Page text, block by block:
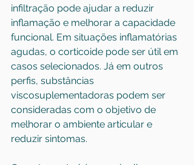
infiltração pode ajudar a reduzir
inflamação e melhorar a capacidade
funcional. Em situações inflamatórias
agudas, o corticoide pode ser útil em
casos selecionados. Já em outros
perfis, substâncias
viscosuplementadoras podem ser
consideradas com o objetivo de
melhorar o ambiente articular e
reduzir sintomas.